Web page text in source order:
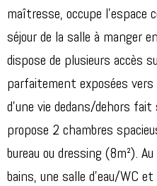
maîtresse, occupe l'espace
séjour de la salle à manger
dispose de plusieurs accès
parfaitement exposées vers
d'une vie dedans/dehors fait
propose 2 chambres
bureau ou dressing (8m²).
bains, une salle d'eau/WC